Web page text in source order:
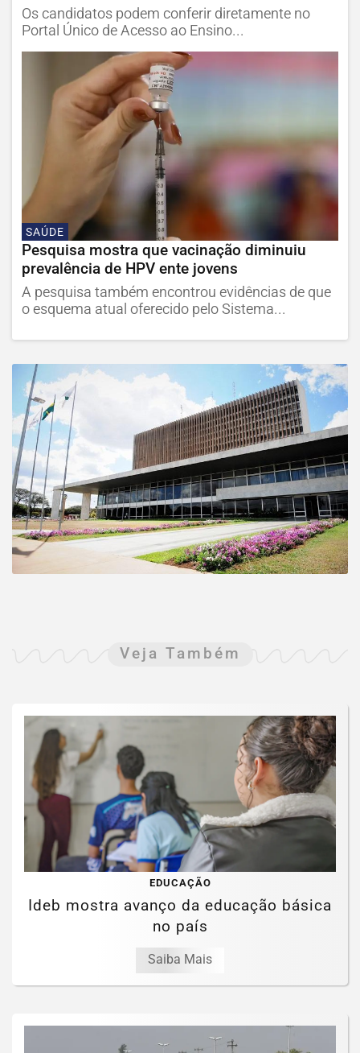
Os candidatos podem conferir diretamente no
Portal Único de Acesso ao Ensino...
SAÚDE
Pesquisa mostra que vacinação diminuiu
prevalência de HPV ente jovens
A pesquisa também encontrou evidências de que
o esquema atual oferecido pelo Sistema...
Veja Também
EDUCAÇÃO
Ideb mostra avanço da educação básica
no país
Saiba Mais